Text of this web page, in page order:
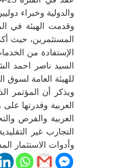
والدولية وخبراء
وقدمت الهيئة في
المستثمرين، حيث
الإستفادة من
السيد ناصر احمد
للهيئة العامة لسوق
ويذكر أن المؤتمر
العربية وقدرتها
العربية والفرص
التجارب غير
وأدوات الاستثمار